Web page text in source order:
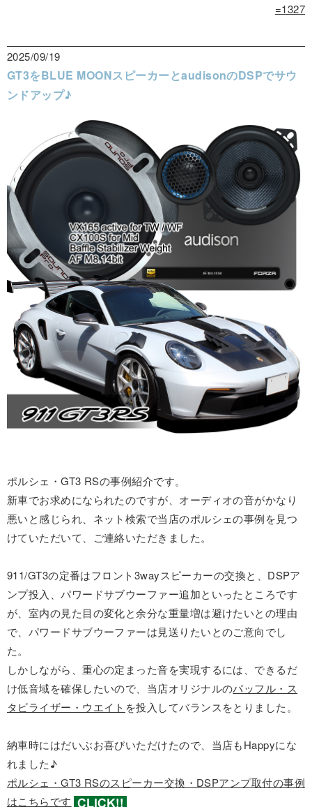
=1327
2025/09/19
GT3をBLUE MOONスピーカーとaudisonのDSPでサウ
ンドアップ♪
ポルシェ・GT3 RSの事例紹介です。
新車でお求めになられたのですが、オーディオの音がかなり
悪いと感じられ、ネット検索で当店のポルシェの事例を見つ
けていただいて、ご連絡いただきました。
911/GT3の定番はフロント3wayスピーカーの交換と、DSPア
ンプ投入、パワードサブウーファー追加といったところです
が、室内の見た目の変化と余分な重量増は避けたいとの理由
で、パワードサブウーファーは見送りたいとのご意向でし
た。
しかしながら、重心の定まった音を実現するには、できるだ
け低音域を確保したいので、当店オリジナルのバッフル・ス
タビライザー・ウエイト を投入してバランスをとりました。
納車時にはだいぶお喜びいただけたので、当店もHappyにな
れました♪
ポルシェ・GT3 RSのスピーカー交換・DSPアンプ取付の事例
はこちらです